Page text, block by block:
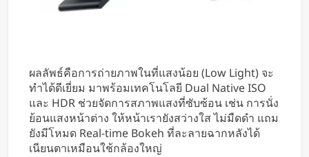
ผลลัพธ์คือการถ่ายภาพในที่แสงน้อย (Low Light) จะ
ทำได้ดีเยี่ยม มาพร้อมเทคโนโลยี Dual Native ISO
และ HDR ช่วยจัดการสภาพแสงที่ซับซ้อน เช่น การนั่ง
ย้อนแสงหน้าต่าง ให้หน้าเรายังสว่างใส ไม่มืดดำ แถม
ยังมีโหมด Real-time Bokeh ที่ละลายฉากหลังได้
เนียนตาเหมือนใช้กล้องใหญ่